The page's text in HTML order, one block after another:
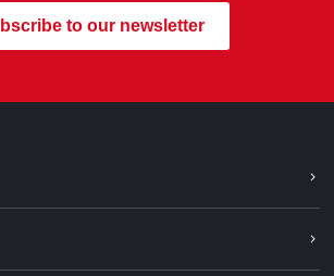
to our newsletter